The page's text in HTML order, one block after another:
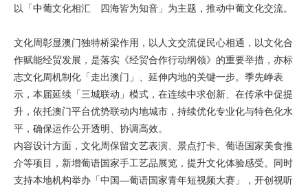
以「中葡文化相汇 四海皆为知音」为主题，推动中葡文化交流。
文化周彰显澳门独特桥梁作用，以人文交流促民心相通，以文化合
作赋能经贸发展，是落实《经贸合作行动纲领》的重要举措，亦标
志文化周机制化「走出澳门」、延伸内地的关键一步。季先峥表
示，本届延续「三城联动」模式，在连续中求创新、在传承中促提
升，依托澳门平台优势联动内地城市，持续优化专业化与特色化水
平，确保运作公开透明、协调高效。
内容设计方面，文化周保留文艺表演、景点打卡、葡语国家美食推
介等项目，新增葡语国家手工艺品展览，提升文化体验感受。同时
支持本地机构举办「中国—葡语国家青年短视频大赛」，开创视听